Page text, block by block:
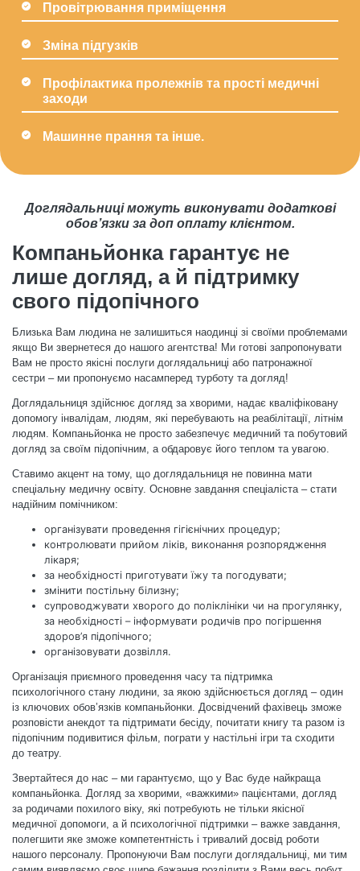
Провітрювання приміщення
Зміна підгузків
Профілактика пролежнів та прості медичні
заходи
Машинне прання та інше.
Доглядальниці можуть виконувати додаткові
обов’язки за доп оплату клієнтом.
Компаньйонка гарантує не
лише догляд, а й підтримку
свого підопічного
Близька Вам людина не залишиться наодинці зі своїми проблемами
якщо Ви звернетеся до нашого агентства! Ми готові запропонувати
Вам не просто якісні послуги доглядальниці або патронажної
сестри – ми пропонуємо насамперед турботу та догляд!
Доглядальниця здійснює догляд за хворими, надає кваліфіковану
допомогу інвалідам, людям, які перебувають на реабілітації, літнім
людям. Компаньйонка не просто забезпечує медичний та побутовий
догляд за своїм підопічним, а обдаровує його теплом та увагою.
Ставимо акцент на тому, що доглядальниця не повинна мати
спеціальну медичну освіту. Основне завдання спеціаліста – стати
надійним помічником:
організувати проведення гігієнічних процедур;
контролювати прийом ліків, виконання розпорядження
лікаря;
за необхідності приготувати їжу та погодувати;
змінити постільну білизну;
супроводжувати хворого до поліклініки чи на прогулянку,
за необхідності – інформувати родичів про погіршення
здоров’я підопічного;
організовувати дозвілля.
Організація приємного проведення часу та підтримка
психологічного стану людини, за якою здійснюється догляд – один
із ключових обов’язків компаньйонки. Досвідчений фахівець зможе
розповісти анекдот та підтримати бесіду, почитати книгу та разом із
підопічним подивитися фільм, пограти у настільні ігри та сходити
до театру.
Звертайтеся до нас – ми гарантуємо, що у Вас буде найкраща
компаньйонка. Догляд за хворими, «важкими» пацієнтами, догляд
за родичами похилого віку, які потребують не тільки якісної
медичної допомоги, а й психологічної підтримки – важке завдання,
полегшити яке зможе компетентність і тривалий досвід роботи
нашого персоналу. Пропонуючи Вам послуги доглядальниці, ми тим